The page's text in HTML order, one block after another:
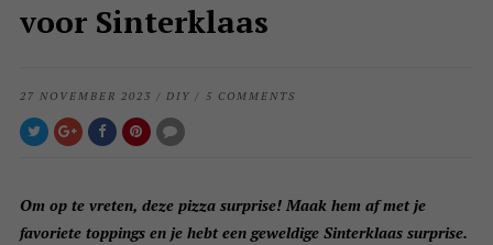
voor Sinterklaas
27 NOVEMBER 2023 / DIY / 5 COMMENTS
Om op te vreten, deze pizza surprise! Maak hem af met je
favoriete toppings en je hebt een geweldige Sinterklaas surprise.